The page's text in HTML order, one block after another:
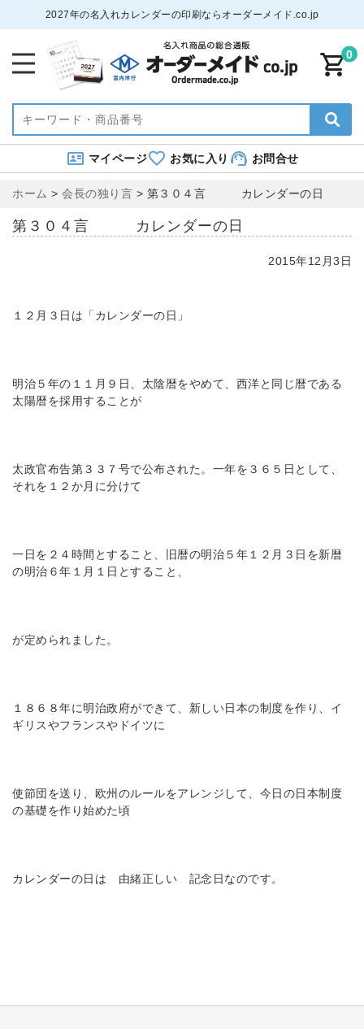
2027年の名入れカレンダーの印刷ならオーダーメイド.co.jp
0
マイページ お気に入り お問合せ
ホーム > 会長の独り言 > 第３０４言 カレンダーの日
第３０４言 カレンダーの日
2015年12月3日
１２月３日は「カレンダーの日」
明治５年の１１月９日、太陰暦をやめて、西洋と同じ暦である
太陽暦を採用することが
太政官布告第３３７号で公布された。一年を３６５日として、
それを１２か月に分けて
一日を２４時間とすること、旧暦の明治５年１２月３日を新暦
の明治６年１月１日とすること、
が定められました。
１８６８年に明治政府ができて、新しい日本の制度を作り、イ
ギリスやフランスやドイツに
使節団を送り、欧州のルールをアレンジして、今日の日本制度
の基礎を作り始めた頃
カレンダーの日は 由緒正しい 記念日なのです。